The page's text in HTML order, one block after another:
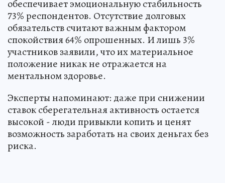
обеспечивает эмоциональную стабильность
73% респондентов. Отсутствие долговых
обязательств считают важным фактором
спокойствия 64% опрошенных. И лишь 3%
участников заявили, что их материальное
положение никак не отражается на
ментальном здоровье.
Эксперты напоминают: даже при снижении
ставок сберегательная активность остается
высокой - люди привыкли копить и ценят
возможность заработать на своих деньгах без
риска.